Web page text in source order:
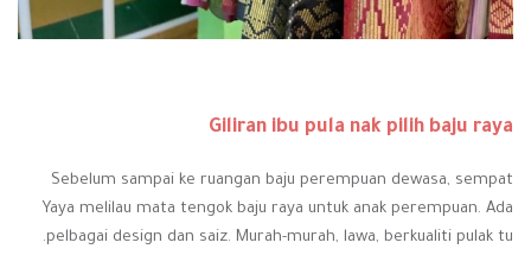
Giliran ibu pula nak pilih baju raya
Sebelum sampai ke ruangan baju perempuan dewasa, sempat
Yaya melilau mata tengok baju raya untuk anak perempuan. Ada
pelbagai design dan saiz. Murah-murah, lawa, berkualiti pulak tu.